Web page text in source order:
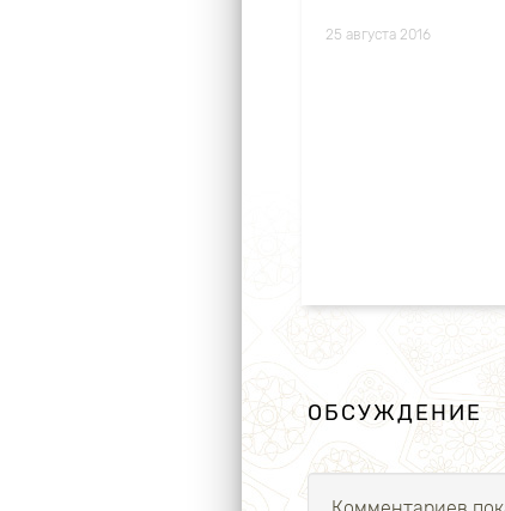
25 августа 2016
ОБСУЖДЕНИЕ